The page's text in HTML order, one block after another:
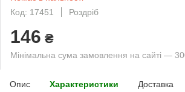
Код: 17451
Роздріб
146 ₴
Мінімальна сума замовлення на сайті —
Опис Характеристики Доставка